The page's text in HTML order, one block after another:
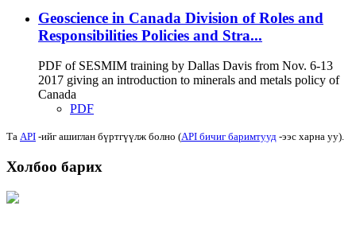
Geoscience in Canada Division of Roles and
Responsibilities Policies and Stra...
PDF of SESMIM training by Dallas Davis from Nov. 6-13
2017 giving an introduction to minerals and metals policy of
Canada
PDF
Та API -ийг ашиглан бүртгүүлж болно (API бичиг баримтууд -ээс харна уу).
Холбоо барих